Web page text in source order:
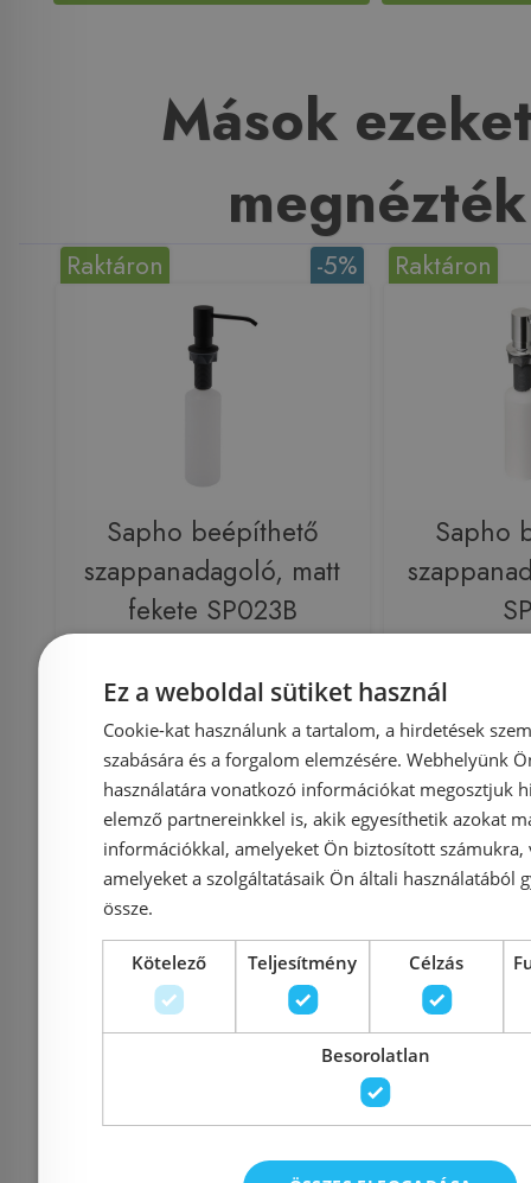
Mások
megnézték
-5%
Raktáron
Sapho beépíthető
szappanadagoló, matt
fekete SP023B
Azonosító: 197939
Cikkszám: SP023B
5 900 Ft5 605 Ft
Raktáron
Sapho
5 100 Ft
-6%
Raktáron Raktáron
Ez a weboldal sütiket használ
Cookie-kat használunk a tartalom, a hirdetések
szabására és a forgalom elemzésére. Webhelyünk
használatára vonatkozó információkat megosztjuk
elemző partnereinkkel is, akik egyesíthetik azokat
információkkal, amelyeket Ön biztosított számukra,
amelyeket a szolgáltatásaik Ön általi használatából
össze.
Kötelező Teljesítmény Célzás
Besorolatlan